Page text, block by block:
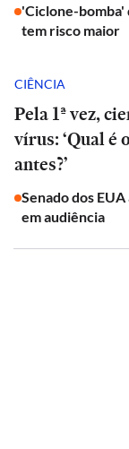
'Ciclone-bomba'
tem risco maior
CIÊNCIA
Pela 1ª vez,
vírus: ‘Qual é
antes?’
Senado dos
em audiência